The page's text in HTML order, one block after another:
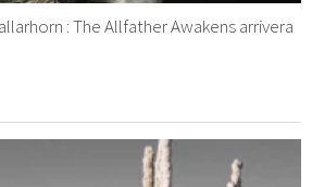
: The Allfather Awakens arrivera